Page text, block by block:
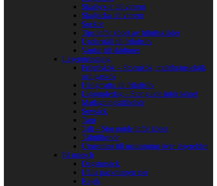
Skalbyxor till vintern
Skaljacka till vintern
Sockor
Tips inför köpet av friluftskläder
Underställ till friluftsliv
Vantar till skidturer
Lägerutrustning
Friluftskök – Stormkök, multibränslekök
och gaskök
Hängmatta till friluftsliv
Liggunderlag – Stor guide inför köpet
Matlagningstillbehör
Sovsäck
Tarp
Tält – Stor guide inför köpet
Tälttillbehör
Utrustning till matlagning över lägerelden
På marsch
Dagstursäck
Hålla packningen torr
Kajak